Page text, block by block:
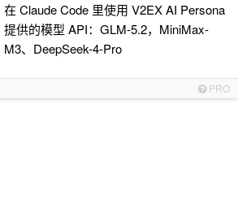
在 Claude Code 里使用 V2EX AI Persona
提供的模型 API：GLM-5.2，MiniMax-
M3、DeepSeek-4-Pro
PRO